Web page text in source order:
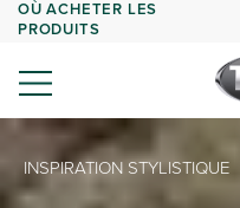
OÙ ACHETER LES
PRODUITS
INSPIRATION STYLISTIQUE